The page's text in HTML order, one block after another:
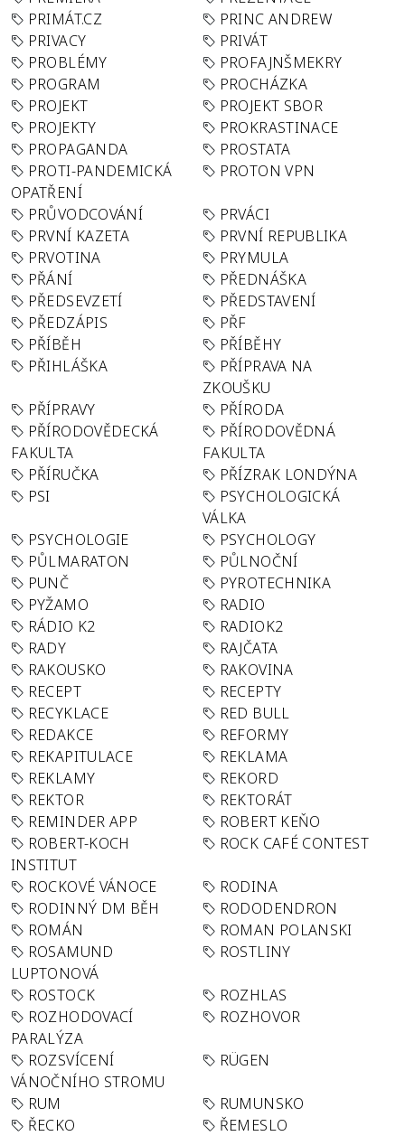
PRIMÁT.CZ
PRINC ANDREW
PRIVACY
PRIVÁT
PROBLÉMY
PROFAJNŠMEKRY
PROGRAM
PROCHÁZKA
PROJEKT
PROJEKT SBOR
PROJEKTY
PROKRASTINACE
PROPAGANDA
PROSTATA
PROTI-PANDEMICKÁ
OPATŘENÍ
PROTON VPN
PRŮVODCOVÁNÍ
PRVÁCI
PRVNÍ KAZETA
PRVNÍ REPUBLIKA
PRVOTINA
PRYMULA
PŘÁNÍ
PŘEDNÁŠKA
PŘEDSEVZETÍ
PŘEDSTAVENÍ
PŘEDZÁPIS
PŘF
PŘÍBĚH
PŘÍBĚHY
PŘIHLÁŠKA
PŘÍPRAVA NA
ZKOUŠKU
PŘÍPRAVY
PŘÍRODA
PŘÍRODOVĚDECKÁ
FAKULTA
PŘÍRODOVĚDNÁ
FAKULTA
PŘÍRUČKA
PŘÍZRAK LONDÝNA
PSI
PSYCHOLOGICKÁ
VÁLKA
PSYCHOLOGIE
PSYCHOLOGY
PŮLMARATON
PŮLNOČNÍ
PUNČ
PYROTECHNIKA
PYŽAMO
RADIO
RÁDIO K2
RADIOK2
RADY
RAJČATA
RAKOUSKO
RAKOVINA
RECEPT
RECEPTY
RECYKLACE
RED BULL
REDAKCE
REFORMY
REKAPITULACE
REKLAMA
REKLAMY
REKORD
REKTOR
REKTORÁT
REMINDER APP
ROBERT KEŇO
ROBERT-KOCH
INSTITUT
ROCK CAFÉ CONTEST
ROCKOVÉ VÁNOCE
RODINA
RODINNÝ DM BĚH
RODODENDRON
ROMÁN
ROMAN POLANSKI
ROSAMUND
LUPTONOVÁ
ROSTLINY
ROSTOCK
ROZHLAS
ROZHODOVACÍ
PARALÝZA
ROZHOVOR
ROZSVÍCENÍ
VÁNOČNÍHO STROMU
RÜGEN
RUM
RUMUNSKO
ŘECKO
ŘEMESLO